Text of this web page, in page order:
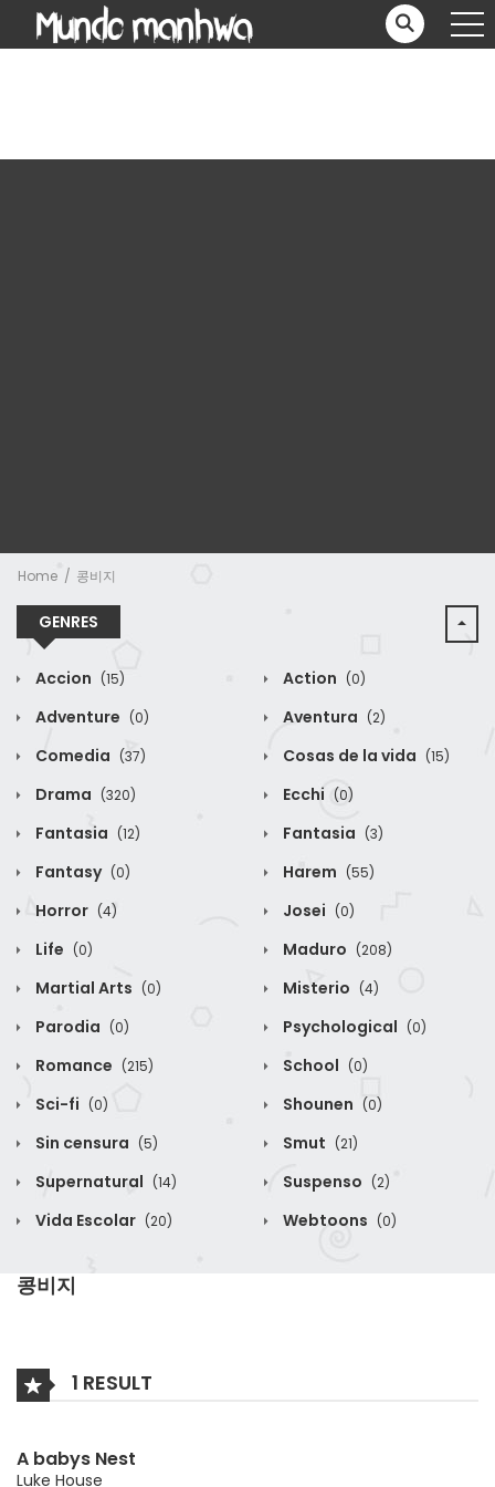
Home 콩비지
GENRES
Accion (15) Action (0)
Adventure (0) Aventura (2)
Comedia (37) Cosas de la vida (15)
Drama (320) Ecchi (0)
Fantasia (12) Fantasia (3)
Fantasy (0) Harem (55)
Horror (4) Josei (0)
Life (0) Maduro (208)
Martial Arts (0) Misterio (4)
Parodia (0) Psychological (0)
Romance (215) School (0)
Sci-fi (0) Shounen (0)
Sin censura (5) Smut (21)
Supernatural (14) Suspenso (2)
Vida Escolar (20) Webtoons (0)
콩비지
1 RESULT
A babys Nest
Luke House